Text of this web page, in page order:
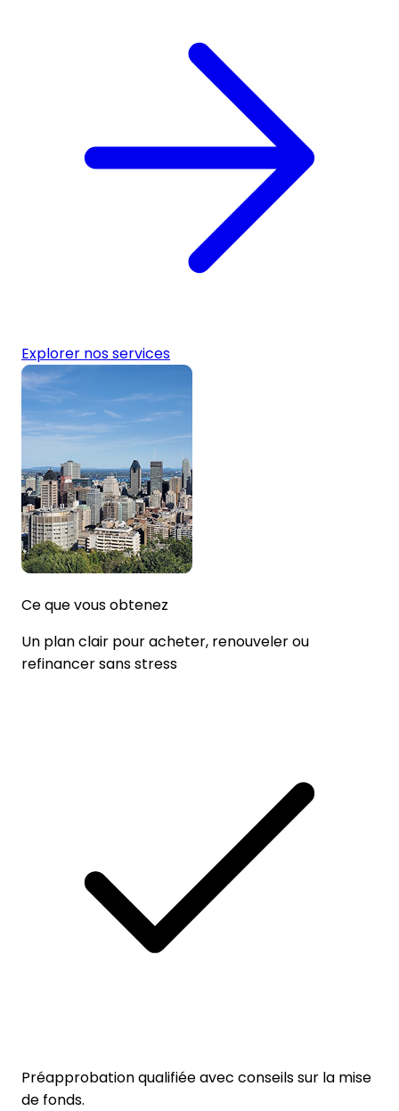
Explorer nos services
Ce que vous obtenez
Un plan clair pour acheter, renouveler ou
refinancer sans stress
Préapprobation qualifiée avec conseils sur la mise
de fonds.